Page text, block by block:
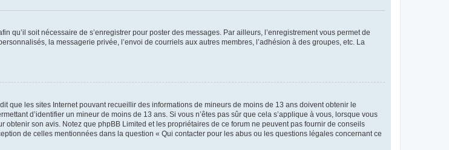
qu’il soit nécessaire de s’enregistrer pour poster des messages. Par ailleurs, l’enregistrement vous permet de
la messagerie privée, l’envoi de courriels aux autres membres, l’adhésion à des groupes, etc. La
que les sites Internet pouvant recueillir des informations de mineurs de moins de 13 ans doivent obtenir le
d’identifier un mineur de moins de 13 ans. Si vous n’êtes pas sûr que cela s’applique à vous, lorsque vous
son avis. Notez que phpBB Limited et les propriétaires de ce forum ne peuvent pas fournir de conseils
de celles mentionnées dans la question « Qui contacter pour les abus ou les questions légales concernant ce